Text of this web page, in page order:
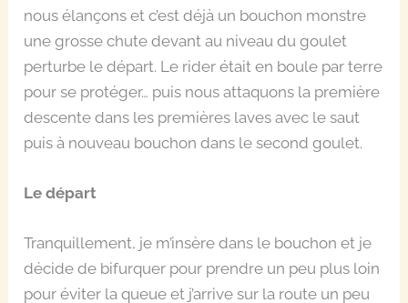
nous élançons et c’est déjà un bouchon monstre
une grosse chute devant au niveau du goulet
perturbe le départ. Le rider était en boule par terre
pour se protéger… puis nous attaquons la première
descente dans les premières laves avec le saut
puis à nouveau bouchon dans le second goulet.
Le départ
Tranquillement, je m’insère dans le bouchon et je
décide de bifurquer pour prendre un peu plus loin
pour éviter la queue et j’arrive sur la route un peu